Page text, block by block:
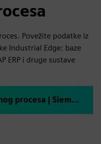
Povežite podatke iz
Industrial Edge: baze
ERP i druge sustave
Transparentnost proizvodnog procesa | Siemens Xcelerator